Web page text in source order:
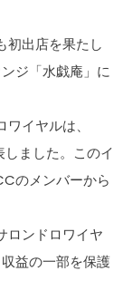
初出店を果たし
ジ「水戯庵」に
イヤルは、
ました。このイ
のメンバーから
ロンドロワイヤ
益の一部を保護